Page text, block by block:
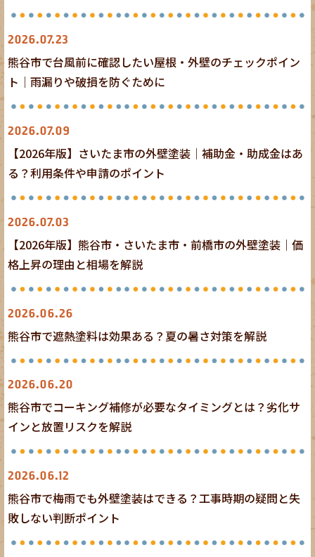
2026.07.23
熊谷市で台風前に確認したい屋根・外壁のチェックポイン
ト｜雨漏りや破損を防ぐために
2026.07.09
【2026年版】さいたま市の外壁塗装｜補助金・助成金はあ
る？利用条件や申請のポイント
2026.07.03
【2026年版】熊谷市・さいたま市・前橋市の外壁塗装｜価
格上昇の理由と相場を解説
2026.06.26
熊谷市で遮熱塗料は効果ある？夏の暑さ対策を解説
2026.06.20
熊谷市でコーキング補修が必要なタイミングとは？劣化サ
インと放置リスクを解説
2026.06.12
熊谷市で梅雨でも外壁塗装はできる？工事時期の疑問と失
敗しない判断ポイント